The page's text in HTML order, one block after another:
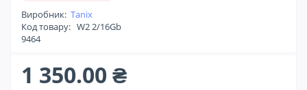
Виробник: Tanix
Код товару: W2 2/16Gb
9464
1 350.00 ₴